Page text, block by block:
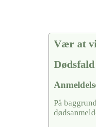
Vær at
Dødsfald
På